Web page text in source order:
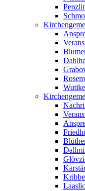
Wutike
Kribbe